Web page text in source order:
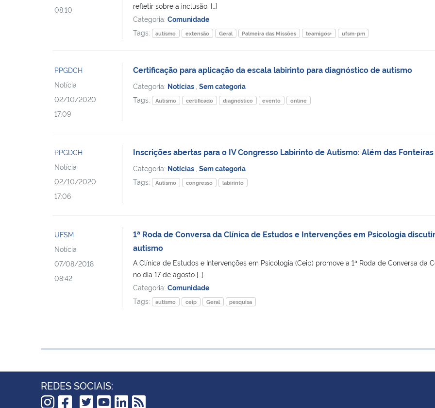
08:10
refletir sobre a inclusão. […]
Categoria: Comunidade
Tags:
autismo extensão Geral Palmeira das Missões teamigos+ ufsm-pm
PPGDCH
Notícia
02/10/2020
17:09
Certificação para aplicação da escala labirinto para diagnóstico de autismo
Categoria: Notícias Sem categoria
Tags:
Autismo certificado diagnóstico evento online
PPGDCH
Notícia
02/10/2020
17:06
Inscrições abertas para o IV Congresso Labirinto de Autismo: Além das Fonteiras
Categoria: Notícias Sem categoria
Tags:
Autismo congresso labirinto
UFSM
Notícia
07/08/2018
08:42
1ª Roda de Conversa da Clínica de Estudos e Intervenções em Psicologia
autismo
A Clínica de Estudos e Intervenções em Psicologia (Ceip) promove a 1ª Roda de Conversa da
no dia 17 de agosto […]
Categoria: Comunidade
Tags:
autismo ceip Geral pesquisa
REDES SOCIAIS: